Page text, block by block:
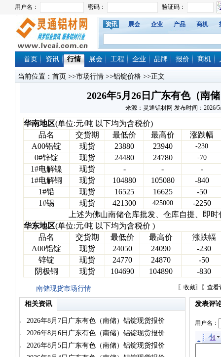
资讯 展会 企业 产品 商机
首页 资讯 行情 展会 工程 企业 品牌 报价 商机
当前位置： 首页 >>市场行情 >>铝锭价格 >>正文
2026年5月26日广东有色（南
来源：灵通铝材网 发布时间：2026/
华南地区(单位:元/吨 以下均为含税价)
品名
交货期 最低价 最高价
涨跌幅
A00铝锭
现货 23880 23940 -230
0#锌锭 现货 24480 24780 -70
1#电解镍 现货 - -
-
1#电解铜
现货 104880 105080
-840
1#铅
现货 16525 16625
-50
1#锡
现货 421300 425000
-2250
上述为佛山南储仓库批发、仓库自提、即
华东地区(单位:元/吨 以下均为含税价 )
品名
交货期 最低价 最高价
涨跌幅
A00铝锭
现货 24050 24090
-230
锌锭
现货 24770 24870
-50
阴极铜
现货 104690 104890 -830
南储现货市场行情 〖 收藏〗〖 查看
相关资讯
2026年8月7日广东有色（南储）铝锭现货报价
2026年8月6日广东有色（南储）铝锭现货报价
2026年8月5日广东有色（南储）铝锭现货报价
发表评
用户名：